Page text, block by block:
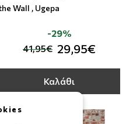
Wall , Ugepa
41,95€ 29,95€
-29%
Καλάθι